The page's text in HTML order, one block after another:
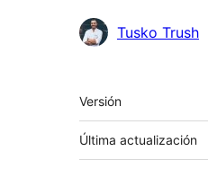
Colaboradores
Tusko Trush
Meta
Versión
Última actualización